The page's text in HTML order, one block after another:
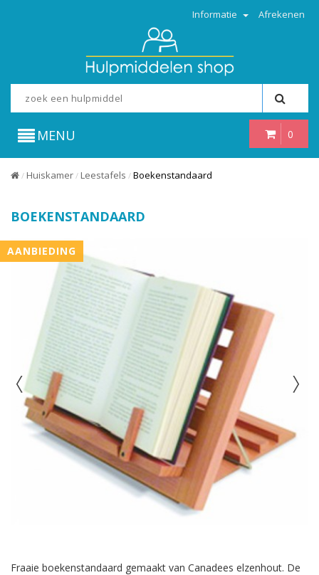
Informatie Afrekenen
0
MENU
/ Huiskamer / Leestafels / Boekenstandaard
BOEKENSTANDAARD
AANBIEDING
Fraaie boekenstandaard gemaakt van Canadees elzenhout. De